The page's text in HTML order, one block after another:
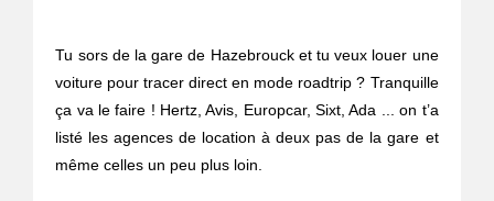
Tu sors de la gare de Hazebrouck et tu veux louer une
voiture pour tracer direct en mode roadtrip ? Tranquille
ça va le faire ! Hertz, Avis, Europcar, Sixt, Ada ... on t’a
listé les agences de location à deux pas de la gare et
même celles un peu plus loin.